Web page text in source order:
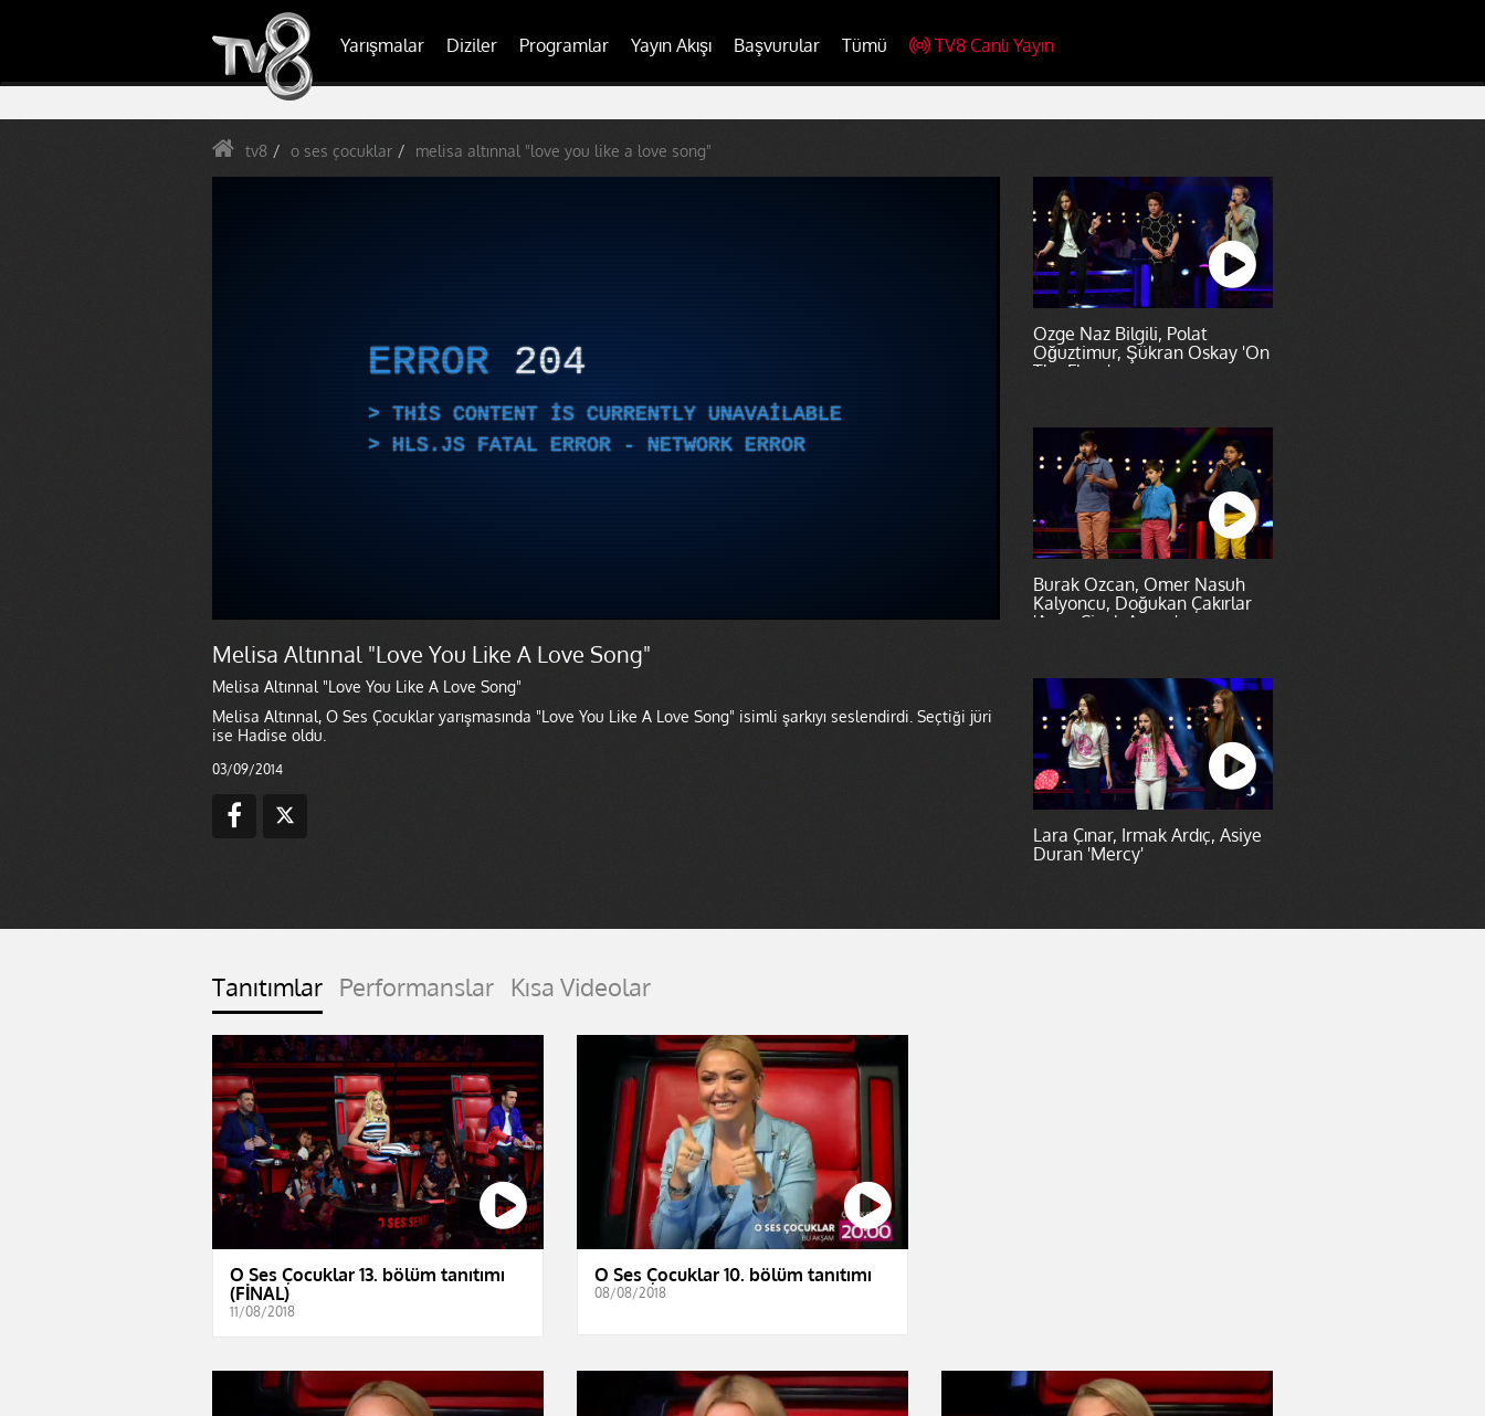
Yarışmalar Diziler Programlar Yayın Akışı Başvurular Tümü TV8 Canlı Yayın
tv8 o ses çocuklar melisa altınnal "love you like a love song"
ERROR 204
THIS CONTENT IS CURRENTLY UNAVAILABLE
HLS.JS FATAL ERROR - NETWORK ERROR
Melisa Altınnal "Love You Like A Love Song"
Melisa Altınnal "Love You Like A Love Song"
Melisa Altınnal, O Ses Çocuklar yarışmasında "Love You Like A Love Song" isimli şarkıyı seslendirdi. Seçtiği jüri
ise Hadise oldu.
03/09/2014
Özge Naz Bilgili, Polat
Oğuztimur, Şükran Oskay 'On
The Floor'
Burak Özcan, Ömer Nasuh
Kalyoncu, Doğukan Çakırlar
'Ayva Çiçek Açmış'
Lara Çınar, Irmak Ardıç, Asiye
Duran 'Mercy'
Tanıtımlar Performanslar Kısa Videolar
O Ses Çocuklar 13. bölüm tanıtımı
(FİNAL)
11/08/2018
O Ses Çocuklar 10. bölüm tanıtımı
08/08/2018